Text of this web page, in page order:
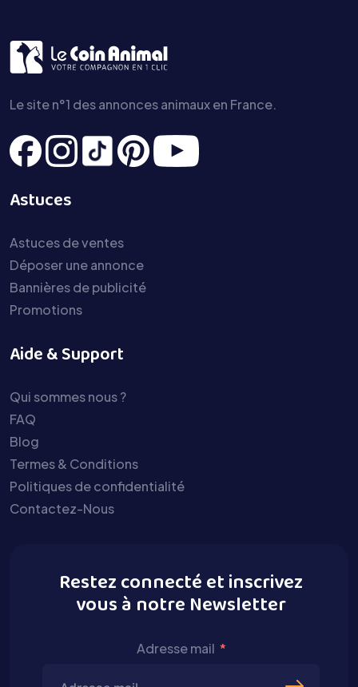
Le site n°1 des annonces animaux en France.
Astuces
Astuces de ventes
Déposer une annonce
Bannières de publicité
Promotions
Aide & Support
Qui sommes nous ?
FAQ
Blog
Termes & Conditions
Politiques de confidentialité
Contactez-Nous
Restez connecté et inscrivez
vous à notre Newsletter
Adresse mail